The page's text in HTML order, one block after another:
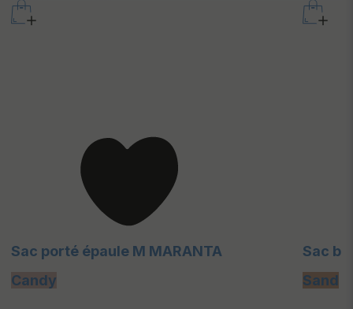
Sac porté épaule M MARANTA
Candy
Sac
Sand